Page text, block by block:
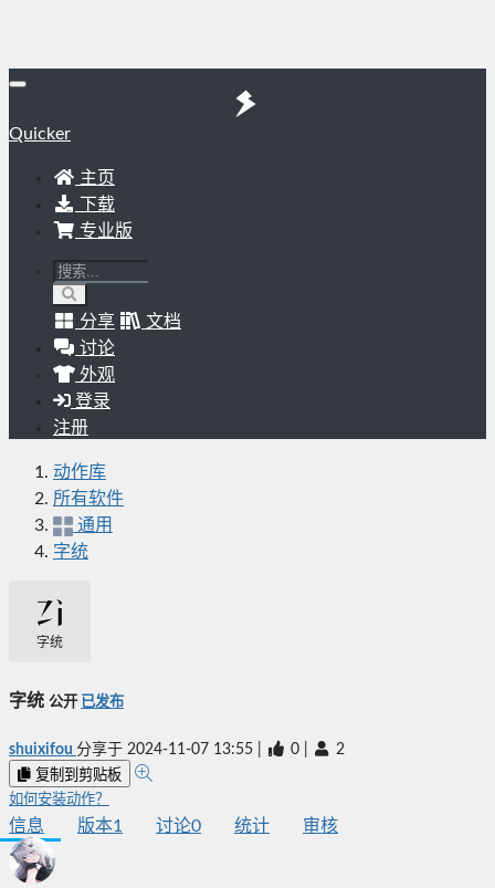
Quicker
主页
下载
专业版
分享
文档
讨论
外观
登录
注册
动作库
所有软件
通用
字统
字统
字统 公开 已发布
shuixifou 分享于 2024-11-07 13:55 0 2
复制到剪贴板
如何安装动作？
信息 版本1 讨论0 统计 审核